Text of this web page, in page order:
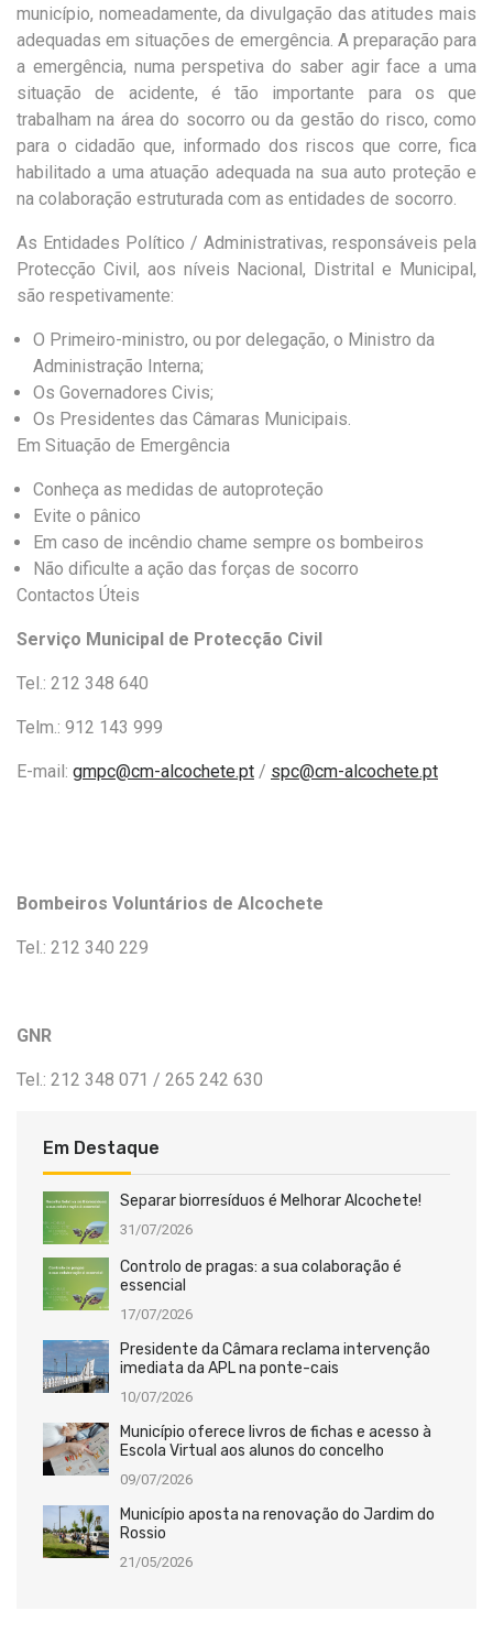
município, nomeadamente, da divulgação das atitudes mais
adequadas em situações de emergência. A preparação para
a emergência, numa perspetiva do saber agir face a uma
situação de acidente, é tão importante para os que
trabalham na área do socorro ou da gestão do risco, como
para o cidadão que, informado dos riscos que corre, fica
habilitado a uma atuação adequada na sua auto proteção e
na colaboração estruturada com as entidades de socorro.
As Entidades Político / Administrativas, responsáveis pela
Protecção Civil, aos níveis Nacional, Distrital e Municipal,
são respetivamente:
O Primeiro-ministro, ou por delegação, o Ministro da
Administração Interna;
Os Governadores Civis;
Os Presidentes das Câmaras Municipais.
Em Situação de Emergência
Conheça as medidas de autoproteção
Evite o pânico
Em caso de incêndio chame sempre os bombeiros
Não dificulte a ação das forças de socorro
Contactos Úteis
Serviço Municipal de Protecção Civil
Tel.: 212 348 640
Telm.: 912 143 999
E-mail: gmpc@cm-alcochete.pt / spc@cm-alcochete.pt
Bombeiros Voluntários de Alcochete
Tel.: 212 340 229
GNR
Tel.: 212 348 071 / 265 242 630
Em Destaque
Separar biorresíduos é Melhorar Alcochete!
31/07/2026
Controlo de pragas: a sua colaboração é
essencial
17/07/2026
Presidente da Câmara reclama intervenção
imediata da APL na ponte-cais
10/07/2026
Município oferece livros de fichas e acesso à
Escola Virtual aos alunos do concelho
09/07/2026
Município aposta na renovação do Jardim do
Rossio
21/05/2026